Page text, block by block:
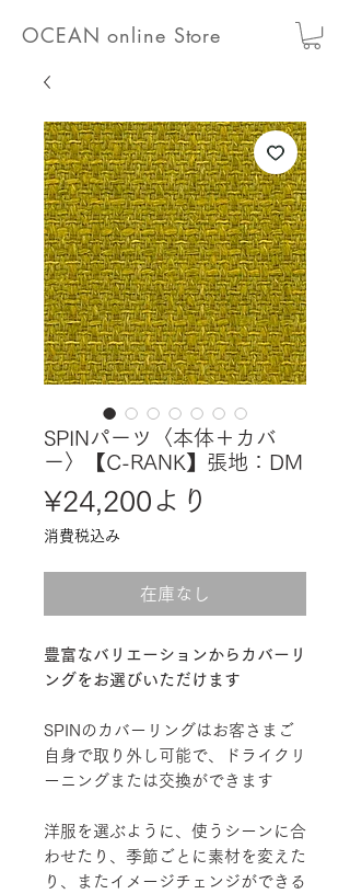
OCEAN online Store
SPINパーツ〈本体＋カバ
ー〉【C-RANK】張地：DM
¥24,200より
ル
消費税込み
在庫なし
豊富なバリエーションからカバーリ
ングをお選びいただけます
SPINのカバーリングはお客さまご
自身で取り外し可能で、ドライクリ
ーニングまたは交換ができます
洋服を選ぶように、使うシーンに合
わせたり、季節ごとに素材を変えた
り、またイメージチェンジができる